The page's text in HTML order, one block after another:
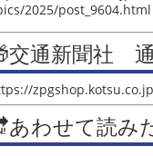
2025/post_9604.html
交通新聞社
あわせて読み